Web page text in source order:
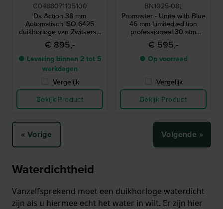
C0488071105100
Ds Action 38 mm
Automatisch ISO 6425
duikhorloge van Zwitserse
makelij met datum
€ 895,-
● Levering binnen 2 tot 5
werkdagen
Vergelijk
Bekijk Product
BN1025-08L
Promaster - Unite with Blue
46 mm Limited edition
professioneel 30 atm
duikhorloge op zonne-
energie met bandverlenger
€ 595,-
● Op voorraad
Vergelijk
Bekijk Product
« Vorige Volgende »
Waterdichtheid
Vanzelfsprekend moet een duikhorloge waterdicht
zijn als u hiermee echt het water in wilt. Er zijn hier